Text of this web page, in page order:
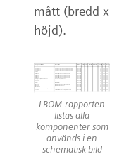
mått (bredd x
höjd).
I BOM-rapporten
listas alla
komponenter som
används i en
schematisk bild